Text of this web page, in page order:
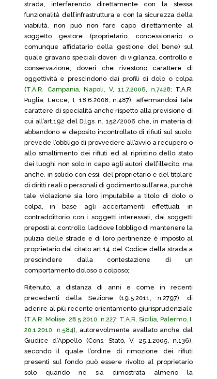
strada, interferendo direttamente con la stessa
funzionalità dell’infrastruttura e con la sicurezza della
viabilità, non può non fare capo direttamente al
soggetto gestore (proprietario, concessionario o
comunque affidatario della gestione del bene) sul
quale gravano speciali doveri di vigilanza, controllo e
conservazione, doveri che rivestono carattere di
oggettività e prescindono dai profili di dolo o colpa
(T.A.R. Campania, Napoli, V, 11.7.2006, n.7428; T.A.R.
Puglia, Lecce, I, 18.6.2008, n.487), affermandosi tale
carattere di specialità anche rispetto alla previsione di
cui all’art.192 del D.lgs. n. 152/2006 che, in materia di
abbandono e deposito incontrollato di rifiuti sul suolo,
prevede l’obbligo di provvedere all’avvio a recupero o
allo smaltimento dei rifiuti ed al ripristino dello stato
dei luoghi non solo in capo agli autori dell’illecito, ma
anche, in solido con essi, del proprietario e del titolare
di diritti reali o personali di godimento sull’area, purché
tale violazione sia loro imputabile a titolo di dolo o
colpa, in base agli accertamenti effettuati, in
contraddittorio con i soggetti interessati, dai soggetti
preposti al controllo, laddove l’obbligo di mantenere la
pulizia delle strade e di loro pertinenze è imposto al
proprietario dal citato art.14 del Codice della strada a
prescindere dalla contestazione di un
comportamento doloso o colposo;
Ritenuto, a distanza di anni e come in recenti
precedenti della Sezione (19.5.2011, n.2797), di
aderire al più recente orientamento giurisprudenziale
(T.A.R. Molise, 28.5.2010, n.227; T.A.R. Sicilia, Palermo, I,
20.1.2010, n.584), autorevolmente avallato anche dal
Giudice d’Appello (Cons. Stato, V, 25.1.2005, n.136),
secondo il quale l’ordine di rimozione dei rifiuti
presenti sul fondo può essere rivolto al proprietario
solo quando ne sia dimostrata almeno la